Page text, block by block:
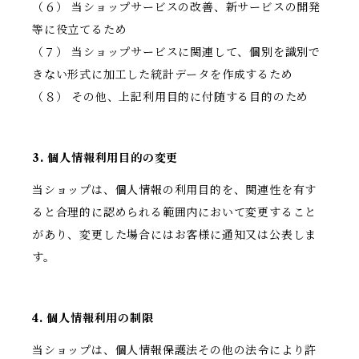
（６） 当ショップサービスの改善、新サービスの開発
等に役立てるため
（７） 当ショップサービスに関連して、個別を識別で
きない形式に加工した統計データを作成するため
（８） その他、上記利用目的に付随する目的のため
3. 個人情報利用目的の変更
当ショップは、個人情報の利用目的を、関連性を有す
ると合理的に認められる範囲内において変更すること
があり、変更した場合にはお客様に通知又は公表しま
す。
4. 個人情報利用の制限
当ショップは、個人情報保護法その他の法令により許